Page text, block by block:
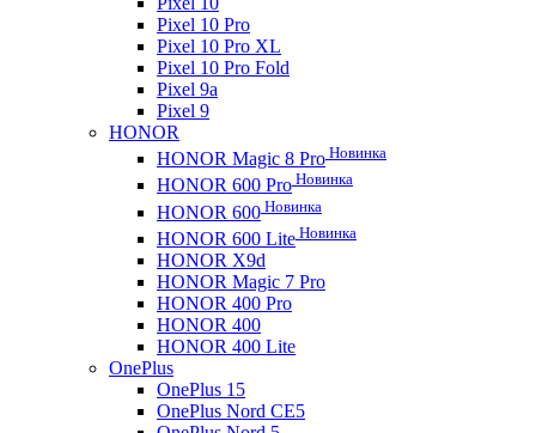
Pixel 10 Pro
Pixel 10 Pro XL
Pixel 10 Pro Fold
Pixel 9a
Pixel 9
HONOR
HONOR Magic 8 Pro Новинка
HONOR 600 Pro Новинка
HONOR 600 Новинка
HONOR 600 Lite Новинка
HONOR X9d
HONOR Magic 7 Pro
HONOR 400 Pro
HONOR 400
HONOR 400 Lite
OnePlus
OnePlus 15
OnePlus Nord CE5